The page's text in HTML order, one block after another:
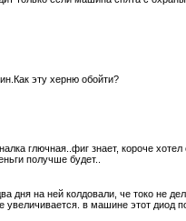
эту херню обойти?
глючная..фиг знает, короче
получше будет..
на ней колдовали, че токо не
увеличивается. в машине этот